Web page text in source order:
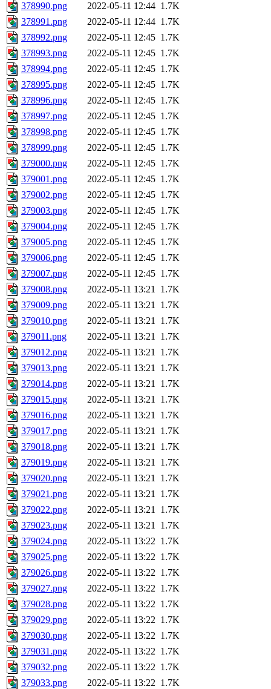
378990.png
2022-05-11 12:44 1.7K
378991.png
2022-05-11 12:44 1.7K
378992.png
2022-05-11 12:45 1.7K
378993.png
2022-05-11 12:45 1.7K
378994.png
2022-05-11 12:45 1.7K
378995.png
2022-05-11 12:45 1.7K
378996.png
2022-05-11 12:45 1.7K
378997.png
2022-05-11 12:45 1.7K
378998.png
2022-05-11 12:45 1.7K
378999.png
2022-05-11 12:45 1.7K
379000.png
2022-05-11 12:45 1.7K
379001.png
2022-05-11 12:45 1.7K
379002.png
2022-05-11 12:45 1.7K
379003.png
2022-05-11 12:45 1.7K
379004.png
2022-05-11 12:45 1.7K
379005.png
2022-05-11 12:45 1.7K
379006.png
2022-05-11 12:45 1.7K
379007.png
2022-05-11 12:45 1.7K
379008.png
2022-05-11 13:21 1.7K
379009.png
2022-05-11 13:21 1.7K
379010.png
2022-05-11 13:21 1.7K
379011.png
2022-05-11 13:21 1.7K
379012.png
2022-05-11 13:21 1.7K
379013.png
2022-05-11 13:21 1.7K
379014.png
2022-05-11 13:21 1.7K
379015.png
2022-05-11 13:21 1.7K
379016.png
2022-05-11 13:21 1.7K
379017.png
2022-05-11 13:21 1.7K
379018.png
2022-05-11 13:21 1.7K
379019.png
2022-05-11 13:21 1.7K
379020.png
2022-05-11 13:21 1.7K
379021.png
2022-05-11 13:21 1.7K
379022.png
2022-05-11 13:21 1.7K
379023.png
2022-05-11 13:21 1.7K
379024.png
2022-05-11 13:22 1.7K
379025.png
2022-05-11 13:22 1.7K
379026.png
2022-05-11 13:22 1.7K
379027.png
2022-05-11 13:22 1.7K
379028.png
2022-05-11 13:22 1.7K
379029.png
2022-05-11 13:22 1.7K
379030.png
2022-05-11 13:22 1.7K
379031.png
2022-05-11 13:22 1.7K
379032.png
2022-05-11 13:22 1.7K
379033.png
2022-05-11 13:22 1.7K